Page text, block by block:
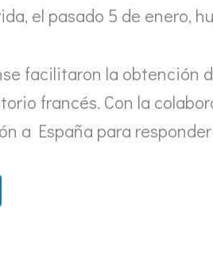
el pasado 5 de enero,
facilitaron la obtención
francés. Con la
a España para